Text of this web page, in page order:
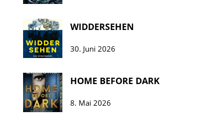
WIDDERSEHEN
30. Juni 2026
HOME BEFORE DARK
8. Mai 2026